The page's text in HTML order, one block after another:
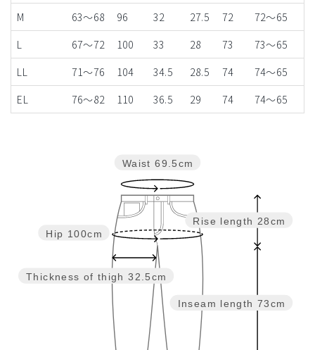
M
63～68 96 32 27.5 72
72〜65
L
67～72 100 33 28 73
73〜65
LL
71～76 104 34.5 28.5 74
74〜65
EL
76～82 110 36.5 29 74 74〜65
Inseam length 73cm
Rise length 28cm
Thickness of thigh 32.5cm
Hip 100cm
Waist 69.5cm